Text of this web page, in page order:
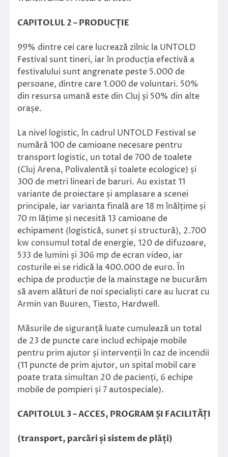
CAPITOLUL 2 – PRODUCȚIE
99% dintre cei care lucrează zilnic la UNTOLD
Festival sunt tineri, iar în producția efectivă a
festivalului sunt angrenate peste 5.000 de
persoane, dintre care 1.000 de voluntari. 50%
din resursa umană este din Cluj și 50% din alte
orașe.
La nivel logistic, în cadrul UNTOLD Festival se
numără 100 de camioane necesare pentru
transport logistic, un total de 700 de toalete
(Cluj Arena, Polivalentă și toalete ecologice) și
300 de metri lineari de baruri. Au existat 11
variante de proiectare și amplasare a scenei
principale, iar varianta finală are 18 m înălțime și
70 m lățime și necesită 13 camioane de
echipament (logistică, sunet și structură), 2.700
kw consumul total de energie, 120 de difuzoare,
533 de lumini și 306 mp de ecran video, iar
costurile ei se ridică la 400.000 de euro. În
echipa de producție de la mainstage ne bucurăm
să avem alături de noi specialiști care au lucrat cu
Armin van Buuren, Tiesto, Hardwell.
Măsurile de siguranță luate cumulează un total
de 23 de puncte care includ echipaje mobile
pentru prim ajutor și intervenții în caz de incendii
(11 puncte de prim ajutor, un spital mobil care
poate trata simultan 20 de pacienți, 6 echipe
mobile de pompieri și 7 autospeciale).
CAPITOLUL 3 – ACCES, PROGRAM ȘI FACILITĂȚI
(transport, parcări și sistem de plăți)